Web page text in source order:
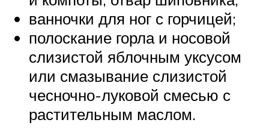
ванночки для ног с горчицей;
полоскание горла и носовой
слизистой яблочным уксусом
или смазывание слизистой
чесночно-луковой смесью с
растительным маслом.